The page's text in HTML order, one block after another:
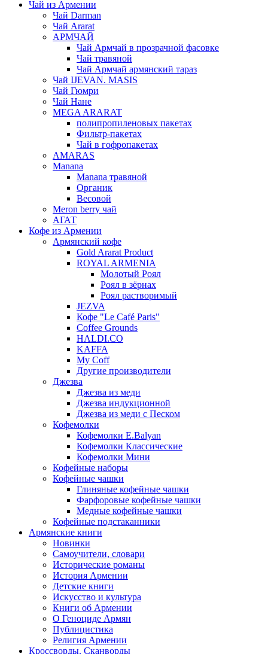
Чай из Армении
Чай Darman
Чай Ararat
АРМЧАЙ
Чай Армчай в прозрачной фасовке
Чай травяной
Чай Армчай армянский тараз
Чай IJEVAN. MASIS
Чай Гюмри
Чай Нане
MEGA ARARAT
полипропиленовых пакетах
Фильтр-пакетах
Чай в гофропакетах
AMARAS
Manana
Manana травяной
Органик
Весовой
Meron berry чай
АГАТ
Кофе из Армении
Армянский кофе
Gold Ararat Product
ROYAL ARMENIA
Молотый Роял
Роял в зёрнах
Роял растворимый
JEZVA
Кофе "Le Café Paris"
Coffee Grounds
HALDI.CO
KAFFA
My Coff
Другие производители
Джезва
Джезва из меди
Джезва индукционной
Джезва из меди с Песком
Кофемолки
Кофемолки E.Balyan
Кофемолки Классические
Кофемолки Мини
Кофейные наборы
Кофейные чашки
Глиняные кофейные чашки
Фарфоровые кофейные чашки
Медные кофейные чашки
Кофейные подстаканники
Армянские книги
Новинки
Самоучители, словари
Исторические романы
История Армении
Детские книги
Иcкусство и культура
Книги об Армении
О Геноциде Армян
Публицистика
Религия Армении
Кроссворды. Сканворды